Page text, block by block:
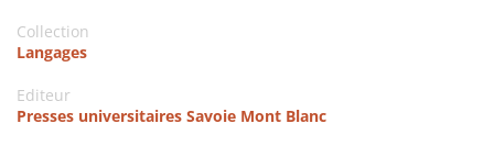
Collection
Langages
Editeur
Presses universitaires Savoie Mont Blanc